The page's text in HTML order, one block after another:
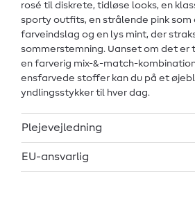
rosé til diskrete, tidløse looks, en
sporty outfits, en strålende pink som
farveindslag og en lys mint, der
sommerstemning. Uanset om det
en farverig mix-&-match-
ensfarvede stoffer kan du på et
yndlingsstykker til hver dag.
Plejevejledning
EU-ansvarlig